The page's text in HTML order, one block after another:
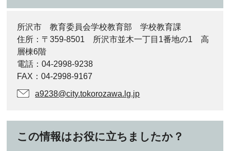
所沢市 教育委員会学校教育部 学校教育課
住所：〒359-8501 所沢市並木一丁目1番地の1 高
層棟6階
電話：04-2998-9238
FAX：04-2998-9167
a9238@city.tokorozawa.lg.jp
この情報はお役に立ちましたか？